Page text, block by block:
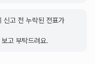
신고 전 누락된 전표가
고 부탁드려요.